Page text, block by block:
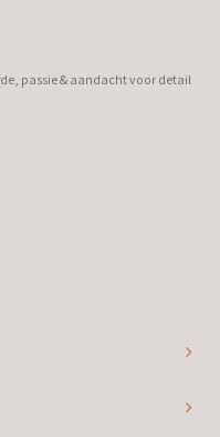
passie & aandacht voor detail